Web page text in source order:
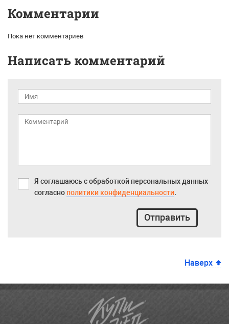
Комментарии
Пока нет комментариев
Написать комментарий
Я соглашаюсь с обработкой персональных данных
согласно политики конфиденциальности.
Отправить
Наверх